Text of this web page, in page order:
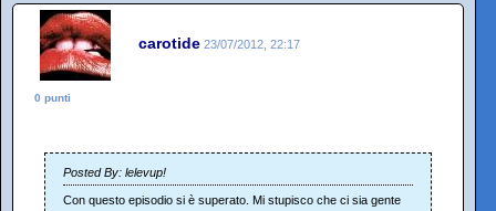
carotide 23/07/2012, 22:17
0 punti
Posted By: lelevup!
Con questo episodio si è superato. Mi stupisco che ci sia gente